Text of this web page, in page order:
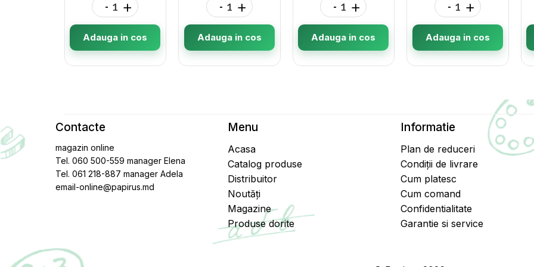
- +
Adauga in cos
- +
Adauga in cos
- +
Adauga in cos
- +
Adauga in cos
Contacte
magazin online
Tel. 060 500-559 manager Elena
Tel. 061 218-887 manager Adela
email-online@papirus.md
Menu
Acasa
Catalog produse
Distribuitor
Noutăți
Magazine
Produse dorite
Informatie
Plan de reduceri
Condiții de livrare
Cum platesc
Cum comand
Confidentialitate
Garantie si service